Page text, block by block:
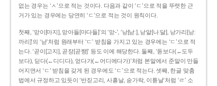
없는 경우는 ‘ㅅ’으로 적는 것이다. 다음과 같이 ‘ㄷ’으로 적을 뚜렷한 근
거가 있는 경우에는 당연히 ‘ㄷ’으로 적는 것이 원칙이다.
첫째, ‘맏이[마지], 맏아들[마다들]’의 ‘맏-’, ‘낟[낟ː], 낟알[나ː달], 낟가리[낟ː
까리]’의 ‘낟’처럼 원래부터 ‘ㄷ’ 받침을 가지고 있는 경우에는 ‘ㄷ’으로 적
는다. ‘곧이[고지], 곧장[곧짱]’ 등도 이에 해당한다. 둘째, ‘돋보다(←도두
보다), 딛다(←디디다), 얻다가(←어디에다가)’처럼 본말에서 준말이 만들
어지면서 ‘ㄷ’ 받침을 갖게 된 경우에도 ‘ㄷ’으로 적는다. 셋째, 한글 맞춤
법에서 규정하고 있듯이 ‘반짇고리, 사흗날, 숟가락, 이튿날’처럼 ‘ㄹ’ 소